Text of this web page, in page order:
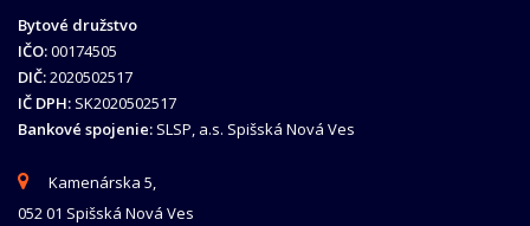
Bytové družstvo
IČO:00174505
DIČ:2020502517
IČ DPH: SK2020502517
Bankové spojenie: SLSP, a.s. Spišská Nová Ves
Kamenárska 5,
052 01 Spišská Nová Ves